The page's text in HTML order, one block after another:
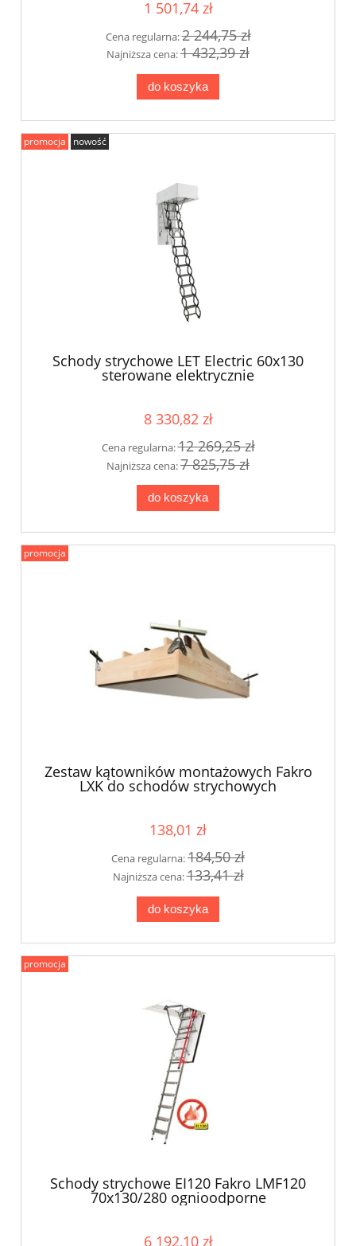
1 501,74 zł
Cena regularna:2 244,75 zł
Najniższa cena:1 432,39 zł
do koszyka
Schody strychowe LET Electric 60x130
sterowane elektrycznie
8 330,82 zł
Cena regularna:12 269,25 zł
Najniższa cena:7 825,75 zł
do koszyka
promocja nowość
Zestaw kątowników montażowych Fakro
LXK do schodów strychowych
138,01 zł
Cena regularna:184,50 zł
Najniższa cena:133,41 zł
do koszyka
promocja
Schody strychowe EI120 Fakro LMF120
70x130/280 ognioodporne
6 192,10 zł
promocja